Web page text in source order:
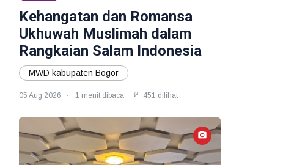
Kehangatan dan Romansa
Ukhuwah Muslimah dalam
Rangkaian Salam Indonesia
MWD kabupaten Bogor
05 Aug 2026 1 menit dibaca 451 dilihat